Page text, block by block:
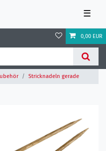
☰
0,00 EUR
Stricknadeln gerade